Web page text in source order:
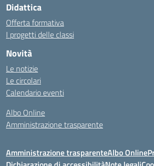
Didattica
Offerta formativa
I progetti delle classi
Novità
Le notizie
Le circolari
Calendario eventi
Albo Online
Amministrazione trasparente
Amministrazione trasparenteAlbo Online